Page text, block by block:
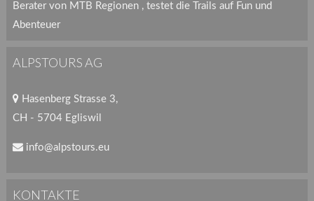
Berater von MTB Regionen , testet die Trails auf Fun und
Abenteuer
ALPSTOURS AG
Hasenberg Strasse 3,
CH - 5704 Egliswil
info@alpstours.eu
KONTAKTE